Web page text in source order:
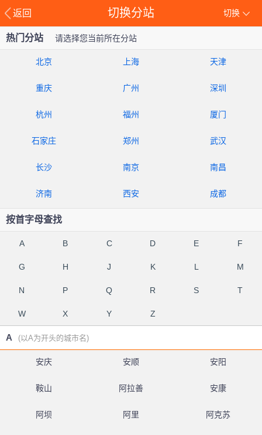
返回 切换
切换分站
热门分站 请选择您当前所在分站
北京 上海 天津
重庆 广州 深圳
杭州 福州 厦门
石家庄 郑州 武汉
长沙 南京 南昌
济南 西安 成都
按首字母查找
A B C D E F
G H J K L M
N P Q R S T
W X Y Z
A (以A为开头的城市名)
安庆 安顺 安阳
鞍山 阿拉善 安康
阿坝 阿里 阿克苏